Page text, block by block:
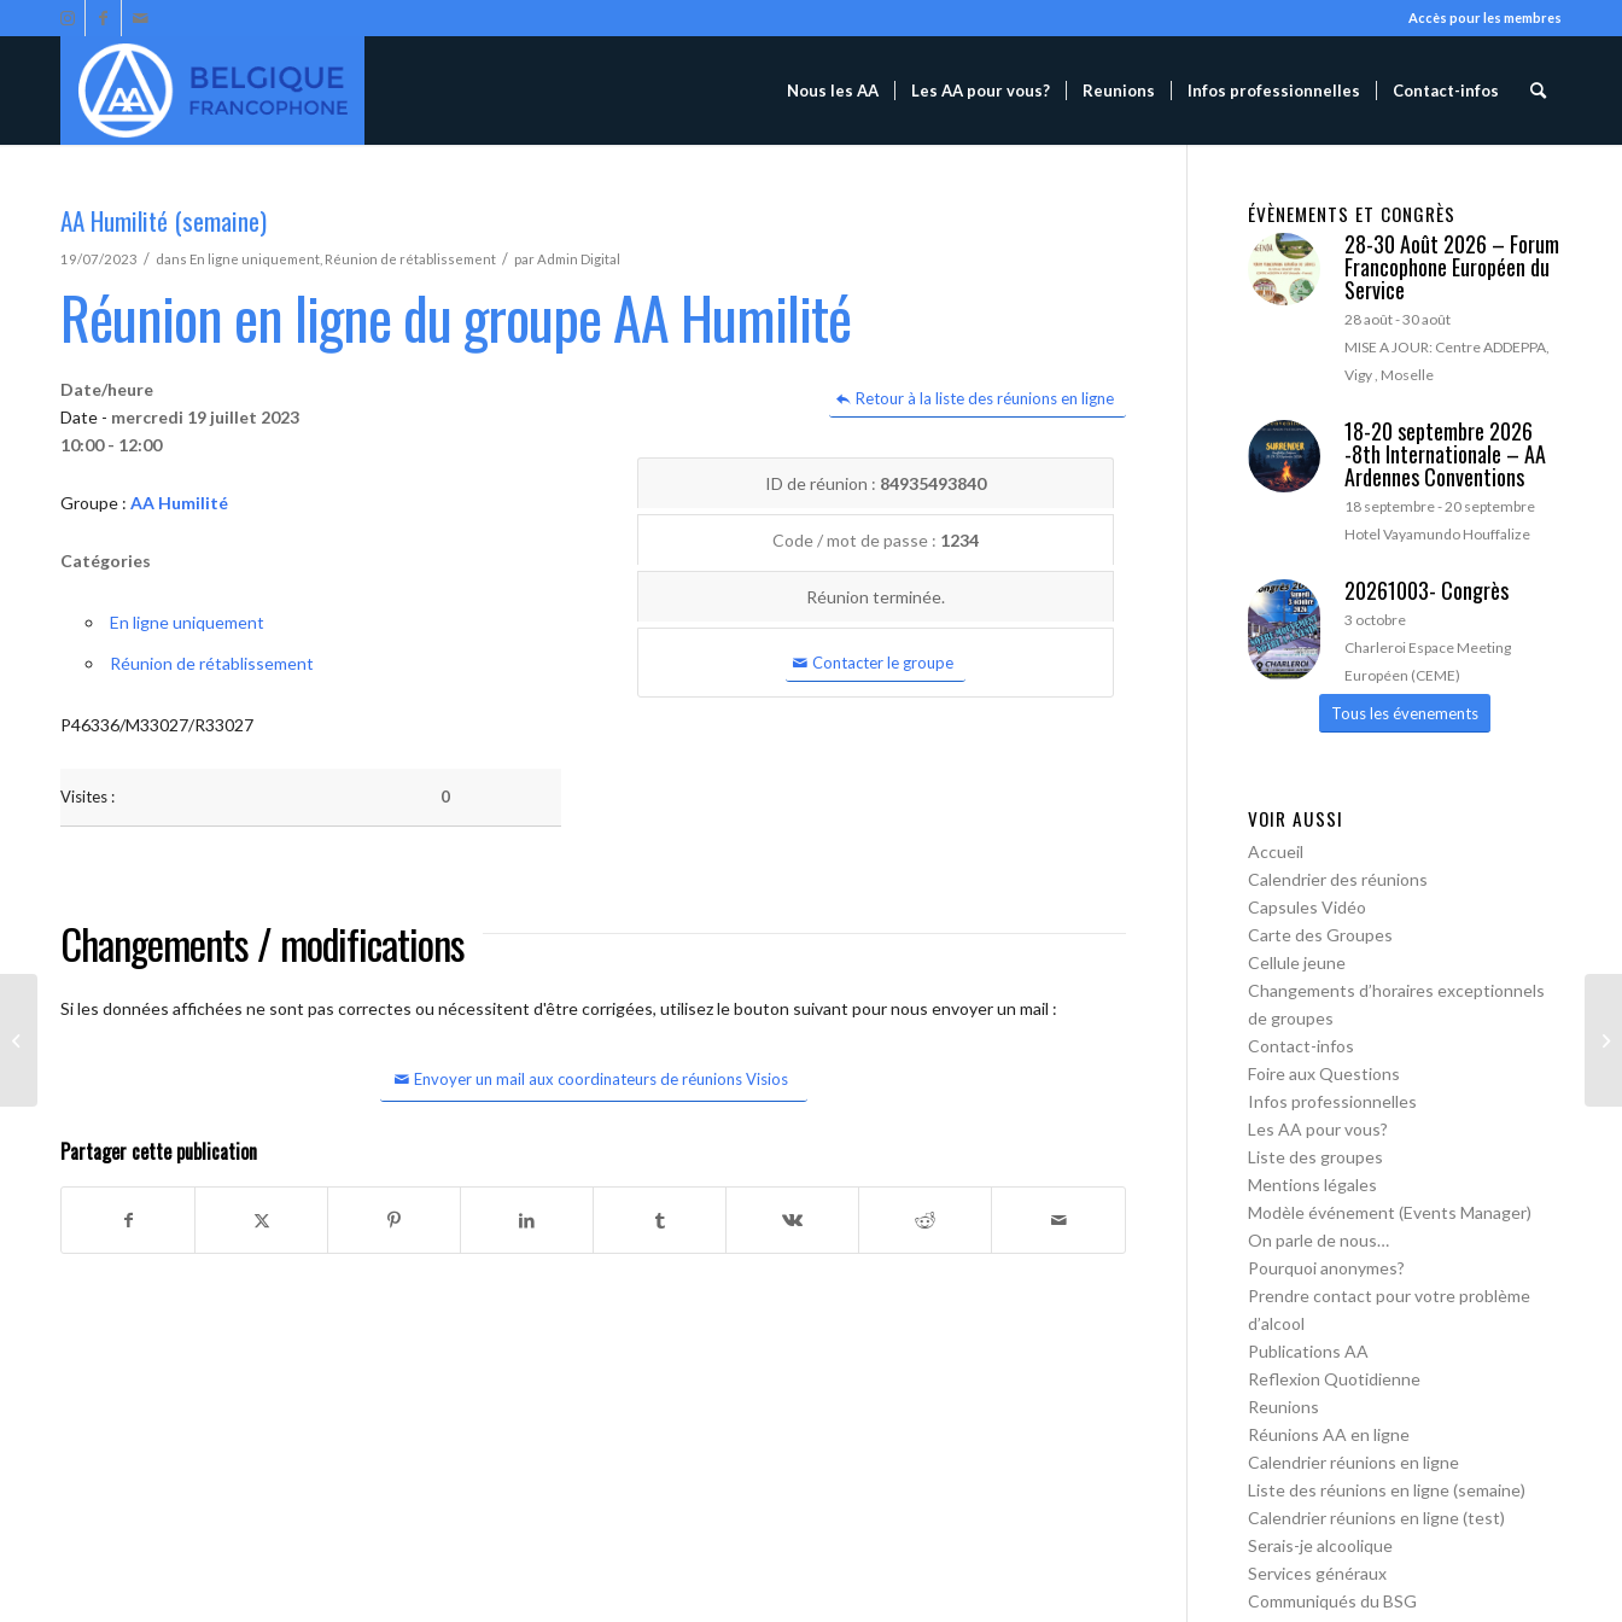
Accès pour les membres
Nous les AA Les AA pour vous? Reunions Infos professionnelles Contact-infos
AA Humilité (semaine)
19/07/2023 / dans En ligne uniquement Réunion de rétablissement / parAdmin Digital
Réunion en ligne du groupe AA Humilité
Retour à la liste des réunions en ligne
Date/heure
Date - mercredi 19 juillet 2023
10:00 - 12:00
Groupe : AA Humilité
Catégories
En ligne uniquement
Réunion de rétablissement
P46336/M33027/R33027
Visites : 0
ID de réunion : 84935493840
Code / mot de passe : 1234
Réunion terminée.
Contacter le groupe
Changements / modifications
Si les données affichées ne sont pas correctes ou nécessitent d'être corrigées, utilisez le bouton suivant pour nous envoyer un mail :
Envoyer un mail aux coordinateurs de réunions Visios
Partager cette publication
ÉVÈNEMENTS ET CONGRÈS
28-30 Août 2026 – Forum
Francophone Européen du
Service
28 août-30 août
MISE A JOUR: Centre ADDEPPA,
Vigy , Moselle
18-20 septembre 2026
-8th Internationale – AA
Ardennes Conventions
18 septembre-20 septembre
Hotel Vayamundo Houffalize
20261003- Congrès
3 octobre
Charleroi Espace Meeting
Européen (CEME)
Tous les évenements
VOIR AUSSI
Accueil
Calendrier des réunions
Capsules Vidéo
Carte des Groupes
Cellule jeune
Changements d’horaires exceptionnels
de groupes
Contact-infos
Foire aux Questions
Infos professionnelles
Les AA pour vous?
Liste des groupes
Mentions légales
Modèle événement (Events Manager)
On parle de nous…
Pourquoi anonymes?
Prendre contact pour votre problème
d’alcool
Publications AA
Reflexion Quotidienne
Reunions
Réunions AA en ligne
Calendrier réunions en ligne
Liste des réunions en ligne (semaine)
Calendrier réunions en ligne (test)
Serais-je alcoolique
Services généraux
Communiqués du BSG